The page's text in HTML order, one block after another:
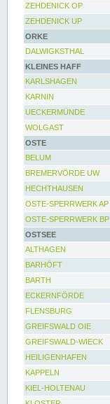
ZEHDENICK OP
ZEHDENICK UP
ORKE
DALWIGKSTHAL
KLEINES HAFF
KARLSHAGEN
KARNIN
UECKERMÜNDE
WOLGAST
OSTE
BELUM
BREMERVÖRDE UW
HECHTHAUSEN
OSTE-SPERRWERK AP
OSTE-SPERRWERK BP
OSTSEE
ALTHAGEN
BARHÖFT
BARTH
ECKERNFÖRDE
FLENSBURG
GREIFSWALD OIE
GREIFSWALD-WIECK
HEILIGENHAFEN
KAPPELN
KIEL-HOLTENAU